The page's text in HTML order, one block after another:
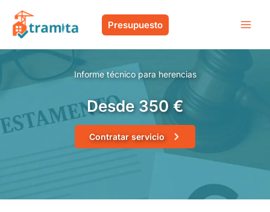
contenido
Presupuesto
Informe técnico para herencias
Desde 350 €
Contratar servicio